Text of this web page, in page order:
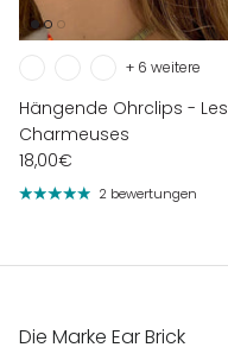
Hängende Ohrclips - Les
Charmeuses
18,00€
+ 6 weitere
2 bewertungen
Die Marke Ear Brick